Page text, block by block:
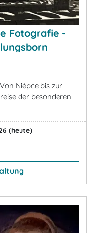
Fotografie -
Niépce bis zur
der besonderen
(heute)